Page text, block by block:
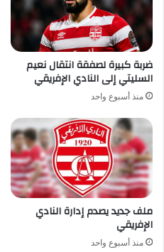
ضربة كبيرة لصفقة انتقال نعيم
السليتي إلى النادي الإفريقي
منذ أسبوع واحد
ملف جديد يصدم إدارة النادي
الإفريقي
منذ أسبوع واحد